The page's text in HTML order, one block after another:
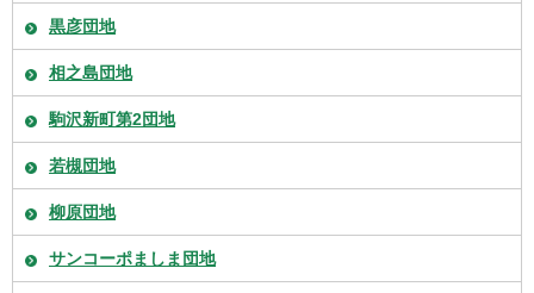
黒彦団地
相之島団地
駒沢新町第2団地
若槻団地
柳原団地
サンコーポましま団地